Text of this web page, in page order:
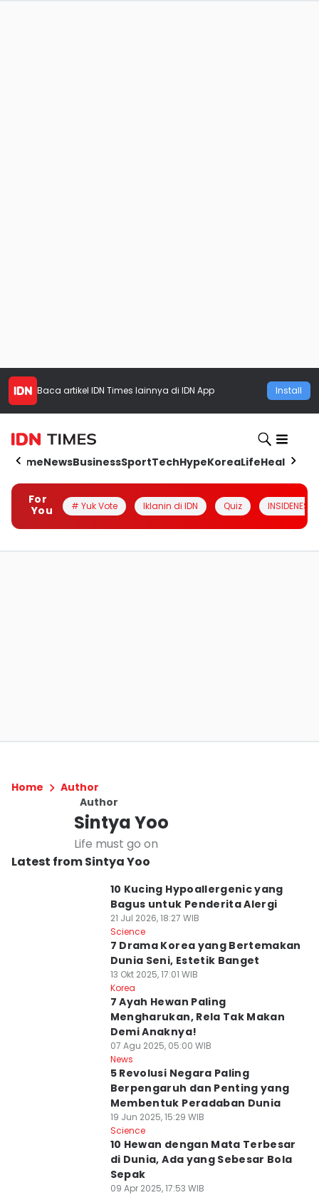
Baca artikel IDN Times lainnya di IDN App Install
HomeNewsBusinessSportTechHypeKoreaLifeHealth
For
You
# Yuk Vote Iklanin di IDN Quiz INSIDENESIA
Home
Author
Author
Sintya Yoo
Life must go on
Latest from Sintya Yoo
10 Kucing Hypoallergenic yang
Bagus untuk Penderita Alergi
21 Jul 2026, 18:27 WIB
Science
7 Drama Korea yang Bertemakan
Dunia Seni, Estetik Banget
13 Okt 2025, 17:01 WIB
Korea
7 Ayah Hewan Paling
Mengharukan, Rela Tak Makan
Demi Anaknya!
07 Agu 2025, 05:00 WIB
News
5 Revolusi Negara Paling
Berpengaruh dan Penting yang
Membentuk Peradaban Dunia
19 Jun 2025, 15:29 WIB
Science
10 Hewan dengan Mata Terbesar
di Dunia, Ada yang Sebesar Bola
Sepak
09 Apr 2025, 17:53 WIB